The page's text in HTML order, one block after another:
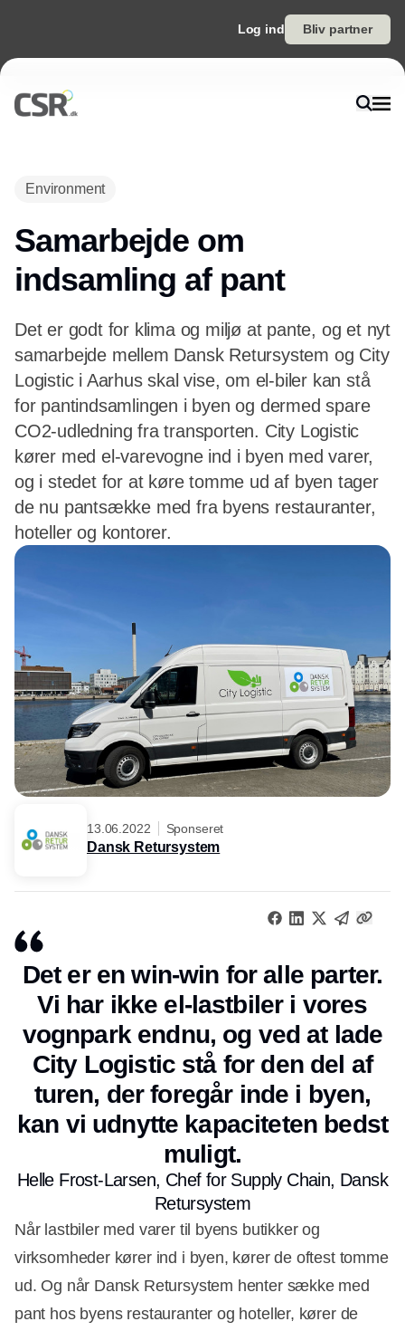
Log ind Bliv partner
Environment
Samarbejde om
indsamling af pant
Det er godt for klima og miljø at pante, og et nyt
samarbejde mellem Dansk Retursystem og City
Logistic i Aarhus skal vise, om el-biler kan stå
for pantindsamlingen i byen og dermed spare
CO2-udledning fra transporten. City Logistic
kører med el-varevogne ind i byen med varer,
og i stedet for at køre tomme ud af byen tager
de nu pantsække med fra byens restauranter,
hoteller og kontorer.
13.06.2022 Sponseret
Dansk Retursystem
Det er en win-win for alle parter.
Vi har ikke el-lastbiler i vores
vognpark endnu, og ved at lade
City Logistic stå for den del af
turen, der foregår inde i byen,
kan vi udnytte kapaciteten bedst
muligt.
Helle Frost-Larsen, Chef for Supply Chain, Dansk
Retursystem
Når lastbiler med varer til byens butikker og
virksomheder kører ind i byen, kører de oftest tomme
ud. Og når Dansk Retursystem henter sække med
pant hos byens restauranter og hoteller, kører de